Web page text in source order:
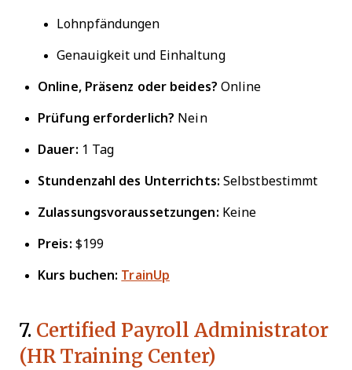
Lohnpfändungen
Genauigkeit und Einhaltung
Online, Präsenz oder beides? Online
Prüfung erforderlich? Nein
Dauer: 1 Tag
Stundenzahl des Unterrichts: Selbstbestimmt
Zulassungsvoraussetzungen: Keine
Preis: $199
Kurs buchen: TrainUp
7. Certified Payroll Administrator
(HR Training Center)